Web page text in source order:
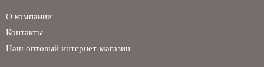
О компании
Контакты
Наш оптовый интернет-магазин